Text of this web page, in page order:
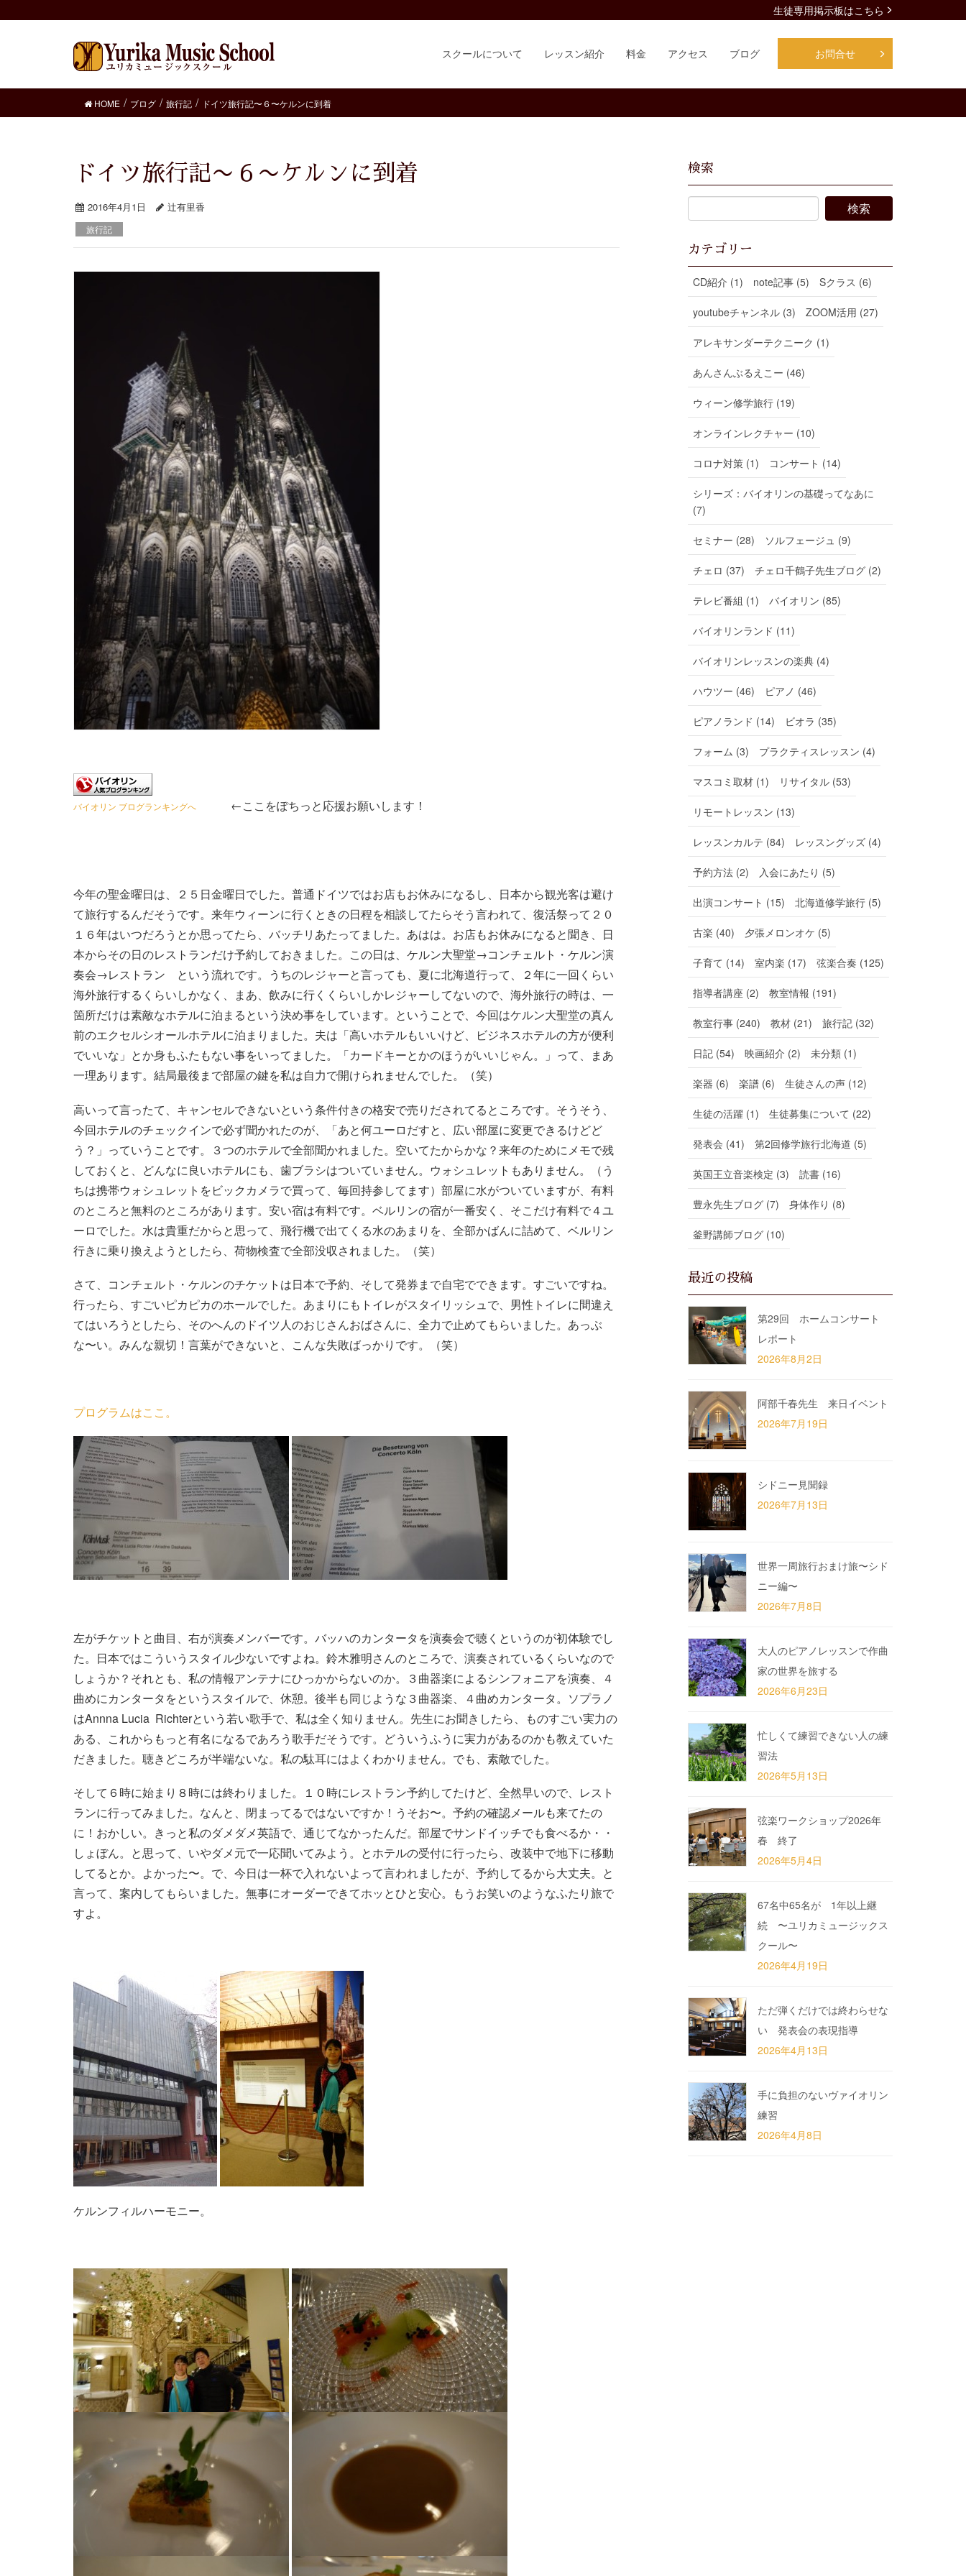
生徒専用掲示板はこちら
スクールについて レッスン紹介 料金 アクセス ブログ お問合せ
HOME ブログ 旅行記 ドイツ旅行記〜６〜ケルンに到着
ドイツ旅行記〜６〜ケルンに到着
2016年4月1日 辻有里香
旅行記
バイオリン ブログランキングへ ←ここをぽちっと応援お願いします！
今年の聖金曜日は、２５日金曜日でした。普通ドイツではお店もお休みになるし、日本から観光客は避け
て旅行するんだそうです。来年ウィーンに行くときの日程を相談してたらそう言われて、復活祭って２０
１６年はいつだろうとか思ってたら、バッチリあたってました。あはは。お店もお休みになると聞き、日
本からその日のレストランだけ予約しておきました。この日は、ケルン大聖堂→コンチェルト・ケルン演
奏会→レストラン という流れです。うちのレジャーと言っても、夏に北海道行って、２年に一回くらい
海外旅行するくらいしかなく、まあ、飲みに行くくらいしかレジャーしてないので、海外旅行の時は、一
箇所だけは素敵なホテルに泊まるという決め事をしています。ということで、今回はケルン大聖堂の真ん
前のエクセルシオールホテルに泊まりました。夫は「高いホテルもいいけど、ビジネスホテルの方が便利
でいいな」とか身もふたもない事をいってました。「カードキーとかのほうがいいじゃん。」って、まあ
一理あります。結局最後まで部屋の鍵を私は自力で開けられませんでした。（笑）
高いって言ったて、キャンセルできないという条件付きの格安で売りだされてるところです。そうそう、
今回ホテルのチェックインで必ず聞かれたのが、「あと何ユーロだすと、広い部屋に変更できるけどど
う？」っていうことです。３つのホテルで全部聞かれました。空いてたからかな？来年のためにメモで残
しておくと、どんなに良いホテルにも、歯ブラシはついていません。ウォシュレットもありません。（う
ちは携帯ウォシュレットをビックカメラで買って、毎回持参してます）部屋に水がついていますが、有料
のところと無料のところがあります。安い宿は有料です。ベルリンの宿が一番安く、そこだけ有料で４ユ
ーロでした。水は貴重だからと思って、飛行機で出てくる水のあまりを、全部かばんに詰めて、ベルリン
行きに乗り換えようとしたら、荷物検査で全部没収されました。（笑）
さて、コンチェルト・ケルンのチケットは日本で予約、そして発券まで自宅でできます。すごいですね。
行ったら、すごいピカピカのホールでした。あまりにもトイレがスタイリッシュで、男性トイレに間違え
てはいろうとしたら、そのへんのドイツ人のおじさんおばさんに、全力で止めてもらいました。あっぶ
な〜い。みんな親切！言葉ができないと、こんな失敗ばっかりです。（笑）
プログラムはここ。
左がチケットと曲目、右が演奏メンバーです。バッハのカンタータを演奏会で聴くというのが初体験でし
た。日本ではこういうスタイル少ないですよね。鈴木雅明さんのところで、演奏されているくらいなので
しょうか？それとも、私の情報アンテナにひっかからないのか。３曲器楽によるシンフォニアを演奏、４
曲めにカンタータをというスタイルで、休憩。後半も同じような３曲器楽、４曲めカンタータ。ソプラノ
はAnnna Lucia Richterという若い歌手で、私は全く知りません。先生にお聞きしたら、ものすごい実力の
ある、これからもっと有名になるであろう歌手だそうです。どういうふうに実力があるのかも教えていた
だきました。聴きどころが半端ないな。私の駄耳にはよくわかりません。でも、素敵でした。
そして６時に始まり８時には終わりました。１０時にレストラン予約してたけど、全然早いので、レスト
ランに行ってみました。なんと、閉まってるではないですか！うそお〜。予約の確認メールも来てたの
に！おかしい。きっと私のダメダメ英語で、通じてなかったんだ。部屋でサンドイッチでも食べるか・・
しょぼん。と思って、いやダメ元で一応聞いてみよう。とホテルの受付に行ったら、改装中で地下に移動
してるとか。よかった〜。で、今日は一杯で入れないよって言われましたが、予約してるから大丈夫。と
言って、案内してもらいました。無事にオーダーできてホッとひと安心。もうお笑いのようなふたり旅で
すよ。
ケルンフィルハーモニー。
検索
カテゴリー
CD紹介 (1) note記事 (5) Sクラス (6)
youtubeチャンネル (3) ZOOM活用 (27)
アレキサンダーテクニーク (1)
あんさんぶるえこー (46)
ウィーン修学旅行 (19)
オンラインレクチャー (10)
コロナ対策 (1) コンサート (14)
シリーズ：バイオリンの基礎ってなあに
(7)
セミナー (28) ソルフェージュ (9)
チェロ (37) チェロ千鶴子先生ブログ (2)
テレビ番組 (1) バイオリン (85)
バイオリンランド (11)
バイオリンレッスンの楽典 (4)
ハウツー (46) ピアノ (46)
ピアノランド (14) ビオラ (35)
フォーム (3) プラクティスレッスン (4)
マスコミ取材 (1) リサイタル (53)
リモートレッスン (13)
レッスンカルテ (84) レッスングッズ (4)
予約方法 (2) 入会にあたり (5)
出演コンサート (15) 北海道修学旅行 (5)
古楽 (40) 夕張メロンオケ (5)
子育て (14) 室内楽 (17) 弦楽合奏 (125)
指導者講座 (2) 教室情報 (191)
教室行事 (240) 教材 (21) 旅行記 (32)
日記 (54) 映画紹介 (2) 未分類 (1)
楽器 (6) 楽譜 (6) 生徒さんの声 (12)
生徒の活躍 (1) 生徒募集について (22)
発表会 (41) 第2回修学旅行北海道 (5)
英国王立音楽検定 (3) 読書 (16)
豊永先生ブログ (7) 身体作り (8)
釜野講師ブログ (10)
最近の投稿
第29回 ホームコンサート
レポート
2026年8月2日
阿部千春先生 来日イベント
2026年7月19日
シドニー見聞録
2026年7月13日
世界一周旅行おまけ旅〜シド
ニー編〜
2026年7月8日
大人のピアノレッスンで作曲
家の世界を旅する
2026年6月23日
忙しくて練習できない人の練
習法
2026年5月13日
弦楽ワークショップ2026年
春 終了
2026年5月4日
67名中65名が 1年以上継
続 〜ユリカミュージックス
クール〜
2026年4月19日
ただ弾くだけでは終わらせな
い 発表会の表現指導
2026年4月13日
手に負担のないヴァイオリン
練習
2026年4月8日